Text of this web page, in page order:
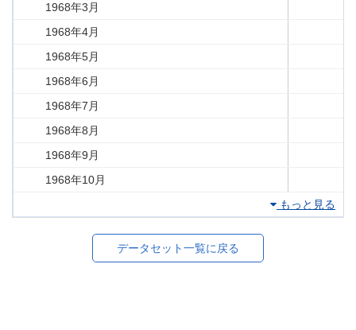
1968年3月
1968年4月
1968年5月
1968年6月
1968年7月
1968年8月
1968年9月
1968年10月
もっと見る
データセット一覧に戻る